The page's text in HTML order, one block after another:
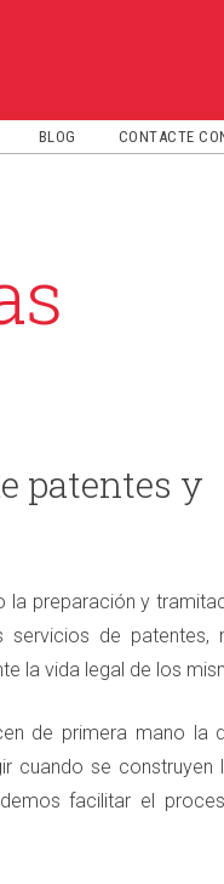
BLOG CONTACTE
patentes y
la preparación y
servicios de patentes,
la vida legal de los
de primera mano la
cuando se construyen
facilitar el